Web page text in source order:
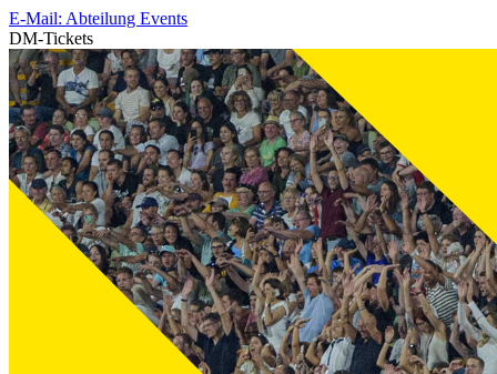
E-Mail: Abteilung Events
DM-Tickets